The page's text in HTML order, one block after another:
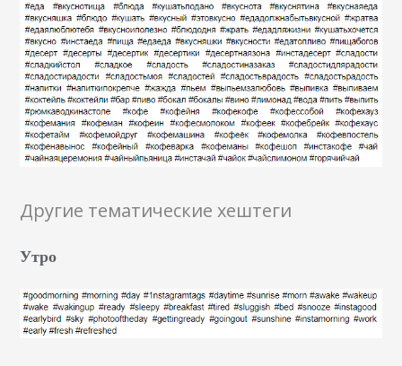
Другие тематические хештеги
Утро